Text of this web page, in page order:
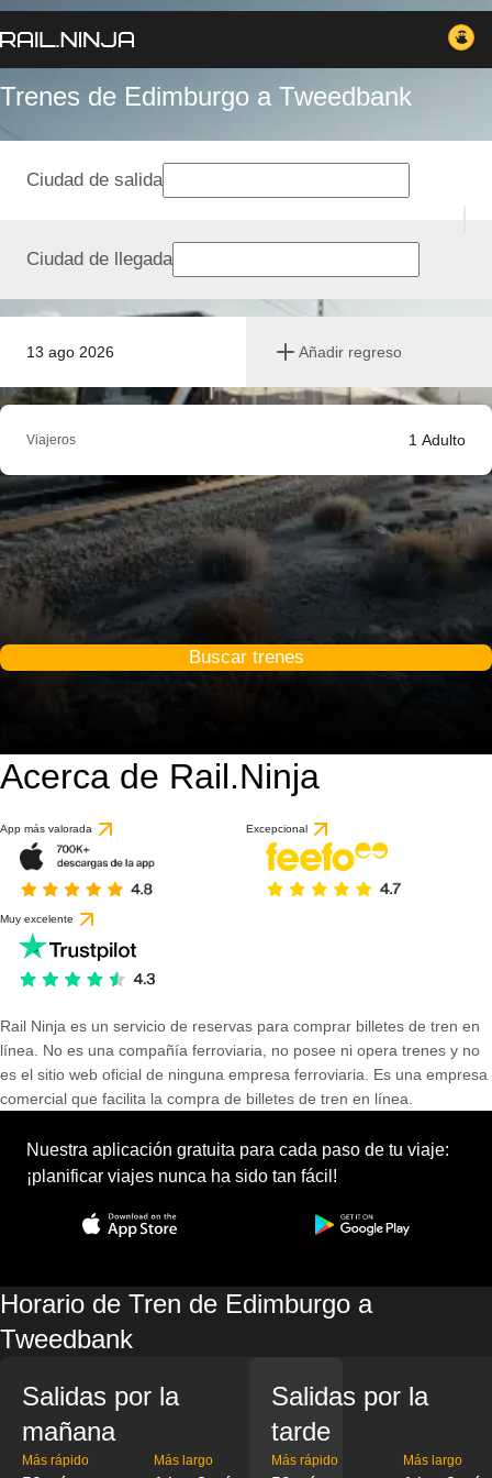
Trenes de Edimburgo a Tweedbank
13 ago 2026 Añadir regreso
Ciudad de salida
Ciudad de llegada
Viajeros 1 Adulto
Buscar trenes
Acerca de Rail.Ninja
App más valorada Excepcional
Muy excelente
Rail Ninja es un servicio de reservas para comprar billetes de tren en
línea. No es una compañía ferroviaria, no posee ni opera trenes y no
es el sitio web oficial de ninguna empresa ferroviaria. Es una empresa
comercial que facilita la compra de billetes de tren en línea.
Nuestra aplicación gratuita para cada paso de tu viaje:
¡planificar viajes nunca ha sido tan fácil!
Horario de Tren de Edimburgo a
Tweedbank
Salidas por la
mañana
Más rápido Más largo
Salidas por la
tarde
Más rápido Más largo